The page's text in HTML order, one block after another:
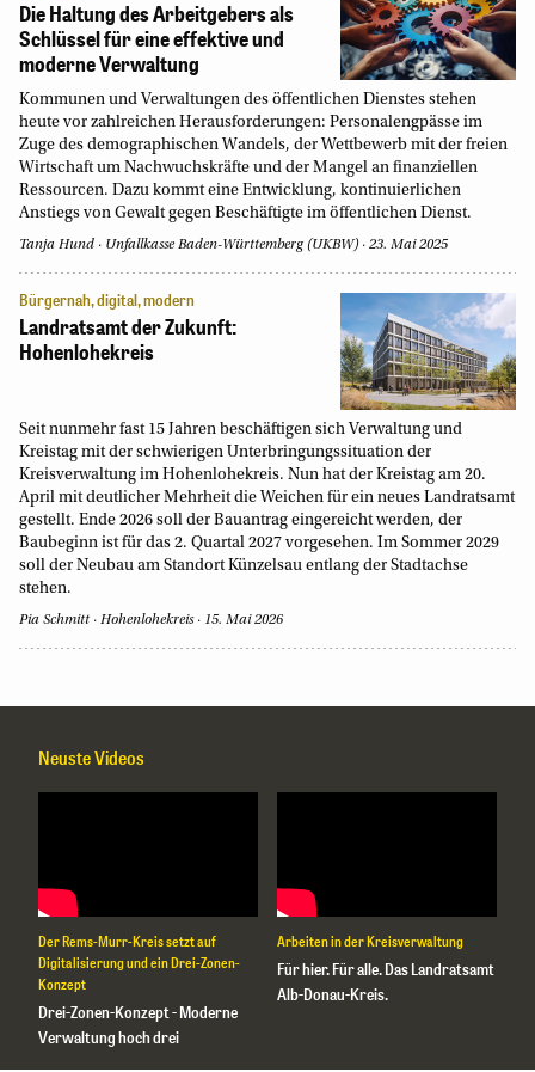
Die Haltung des Arbeitgebers als
Schlüssel für eine effektive und
moderne Verwaltung
Kommunen und Verwaltungen des öffentlichen Dienstes stehen
heute vor zahlreichen Herausforderungen: Personalengpässe im
Zuge des demographischen Wandels, der Wettbewerb mit der freien
Wirtschaft um Nachwuchskräfte und der Mangel an finanziellen
Ressourcen. Dazu kommt eine Entwicklung, kontinuierlichen
Anstiegs von Gewalt gegen Beschäftigte im öffentlichen Dienst.
Tanja Hund Unfallkasse Baden-Württemberg (UKBW) 23. Mai 2025
Bürgernah, digital, modern
Landratsamt der Zukunft:
Hohenlohekreis
Seit nunmehr fast 15 Jahren beschäftigen sich Verwaltung und
Kreistag mit der schwierigen Unterbringungssituation der
Kreisverwaltung im Hohenlohekreis. Nun hat der Kreistag am 20.
April mit deutlicher Mehrheit die Weichen für ein neues Landratsamt
gestellt. Ende 2026 soll der Bauantrag eingereicht werden, der
Baubeginn ist für das 2. Quartal 2027 vorgesehen. Im Sommer 2029
soll der Neubau am Standort Künzelsau entlang der Stadtachse
stehen.
Pia Schmitt Hohenlohekreis 15. Mai 2026
Neuste Videos
Der Rems-Murr-Kreis setzt auf
Digitalisierung und ein Drei-Zonen-
Konzept
Drei-Zonen-Konzept - Moderne
Verwaltung hoch drei
Arbeiten in der Kreisverwaltung
Für hier. Für alle. Das Landratsamt
Alb-Donau-Kreis.